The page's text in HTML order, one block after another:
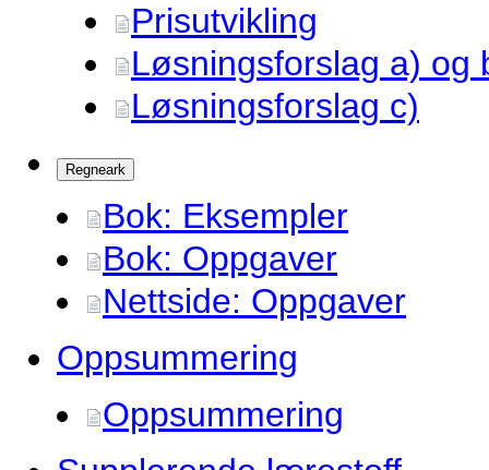
Prisutvikling
Løsningsforslag a) og
Løsningsforslag c)
Regneark
Bok: Eksempler
Bok: Oppgaver
Nettside: Oppgaver
Oppsummering
Oppsummering